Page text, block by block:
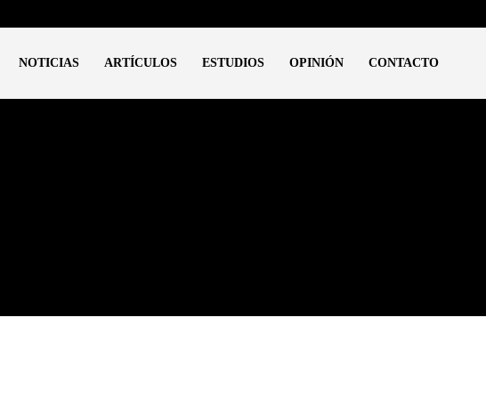
NOTICIAS ARTÍCULOS ESTUDIOS OPINIÓN CONTACTO